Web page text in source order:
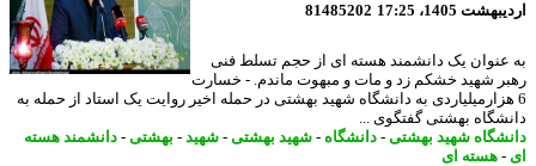
1405، 17:25
81485202
یک دانشمند هسته ای از حجم تسلط فنی
شهید خشکم زد و مات و مبهوت ماندم. - خسارت
به دانشگاه شهید بهشتی در حمله اخیر روایت یک استاد از حمله به
بهشتی گفتگوی ...
شهید بهشتی-دانشگاه-شهید بهشتی-شهید-بهشتی-دانشمند هسته
هسته ای